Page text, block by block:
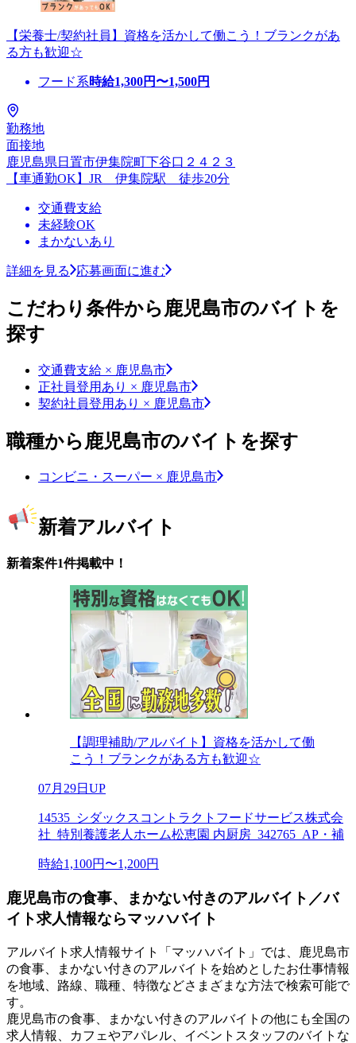
【栄養士/契約社員】資格を活かして働こう！ブランクがあ
る方も歓迎☆
フード系時給1,300円〜1,500円
勤務地
面接地
鹿児島県日置市伊集院町下谷口２４２３
【車通勤OK】JR 伊集院駅 徒歩20分
交通費支給
未経験OK
まかないあり
詳細を見る 応募画面に進む
こだわり条件から鹿児島市のバイトを
探す
交通費支給 × 鹿児島市
正社員登用あり × 鹿児島市
契約社員登用あり × 鹿児島市
職種から鹿児島市のバイトを探す
コンビニ・スーパー × 鹿児島市
新着アルバイト
新着案件1件掲載中！
【調理補助/アルバイト】資格を活かして働
こう！ブランクがある方も歓迎☆
07月29日UP
14535_シダックスコントラクトフードサービス株式会
社_特別養護老人ホーム松恵園 内厨房_342765_AP・補
時給1,100円〜1,200円
鹿児島市の食事、まかない付きのアルバイト／バ
イト求人情報ならマッハバイト
アルバイト求人情報サイト「マッハバイト」では、鹿児島市
の食事、まかない付きのアルバイトを始めとしたお仕事情報
を地域、路線、職種、特徴などさまざまな方法で検索可能で
す。
鹿児島市の食事、まかない付きのアルバイトの他にも全国の
求人情報、カフェやアパレル、イベントスタッフのバイトな